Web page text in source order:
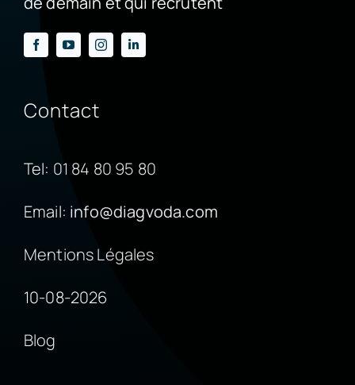
Contact
Tel: 01 84 80 95 80
Email: info@diagvoda.com
Mentions Légales
10-08-2026
Blog